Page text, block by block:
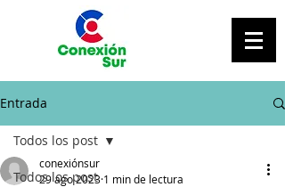
Entrada
Todos los post
Todos los post
conexiónsur
29 ago 2023 1 min de lectura